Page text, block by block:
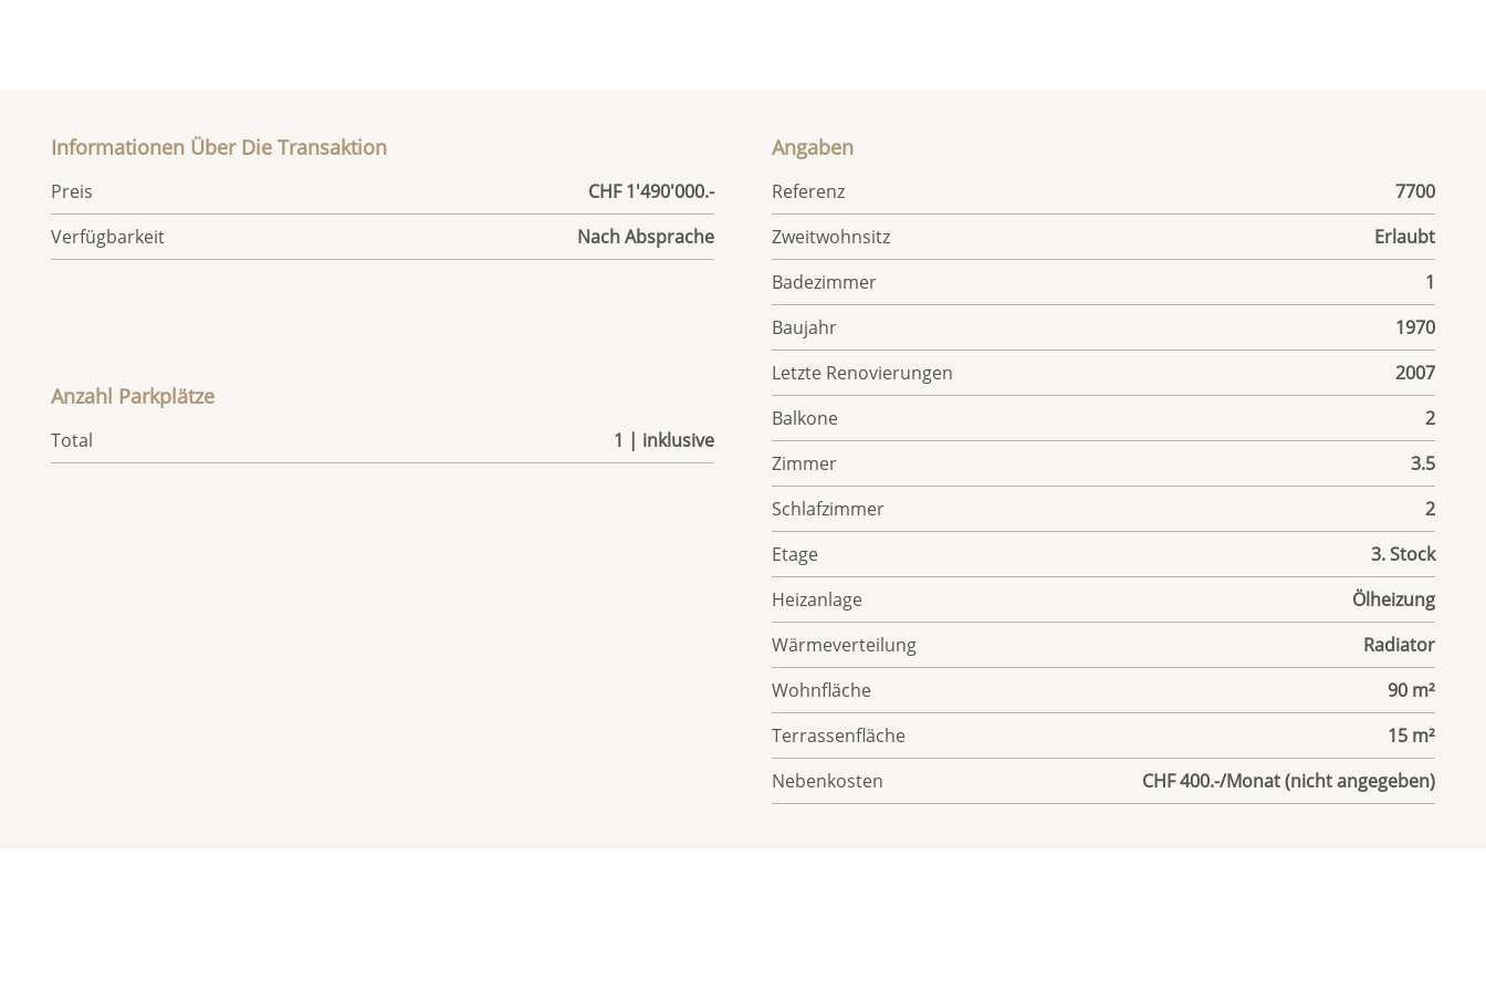
Informationen Über Die Transaktion
Preis
CHF 1'490'000.-
Verfügbarkeit
Nach Absprache
Anzahl Parkplätze
Total 1 | inklusive
Angaben
Referenz
7700
Zweitwohnsitz
Erlaubt
Badezimmer
1
Baujahr
1970
Letzte Renovierungen
2007
Balkone
2
Zimmer
3.5
Schlafzimmer
2
Etage
3. Stock
Heizanlage
Ölheizung
Wärmeverteilung
Radiator
Wohnfläche
90 m²
Terrassenfläche
15 m²
Nebenkosten
CHF 400.-/Monat (nicht angegeben)